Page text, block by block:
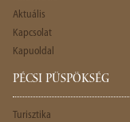
Aktuális
Kapcsolat
Kapuoldal
PÉCSI PÜSPÖKSÉG
Turisztika